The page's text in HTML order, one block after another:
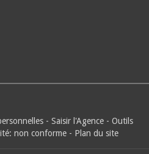
- Saisir l'Agence - Outils
non conforme - Plan du site